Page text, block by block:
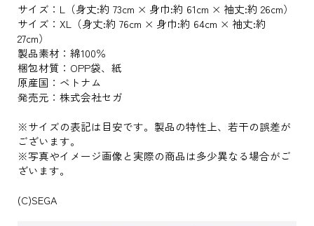
サイズ：L（身丈:約 73cm × 身巾:約 61cm × 袖丈:約 26cm）
サイズ：XL（身丈:約 76cm × 身巾:約 64cm × 袖丈:約
27cm）
製品素材：綿100％
梱包材質：OPP袋、紙
原産国：ベトナム
発売元：株式会社セガ
※サイズの表記は目安です。製品の特性上、若干の誤差が
ございます。
※写真やイメージ画像と実際の商品は多少異なる場合がご
ざいます。
(C)SEGA